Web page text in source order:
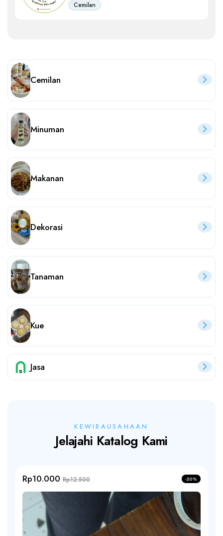
Cemilan
Cemilan
Minuman
Makanan
Dekorasi
Tanaman
Kue
Jasa
KEWIRAUSAHAAN
Jelajahi Katalog Kami
Rp10.000 Rp12.500 -20%